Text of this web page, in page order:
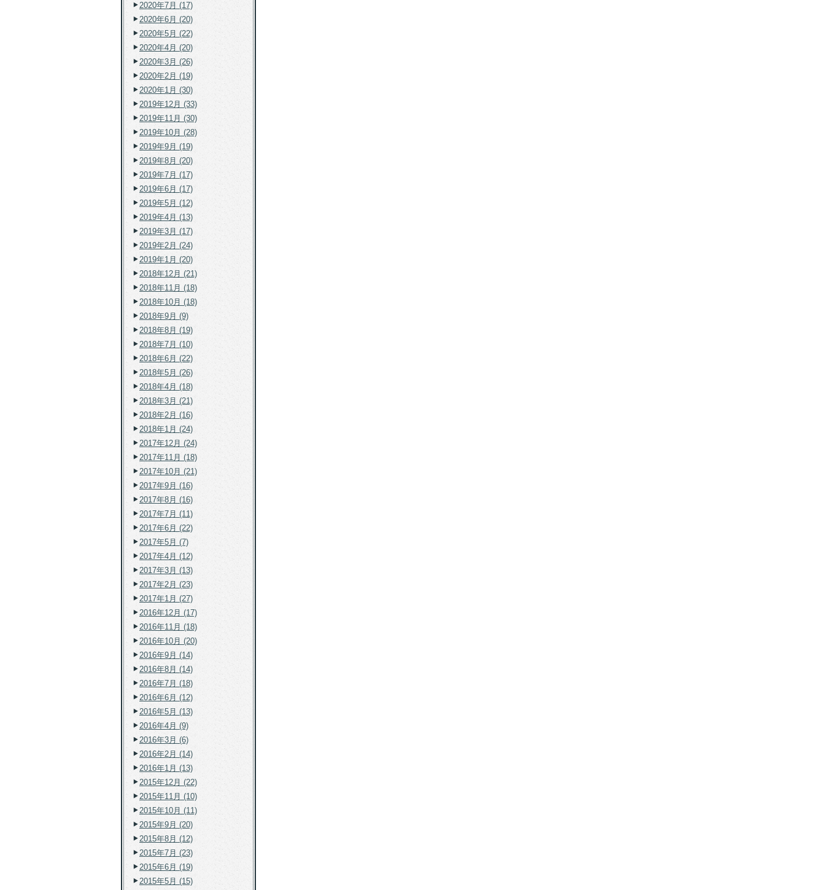
2020年7月 (17)
2020年6月 (20)
2020年5月 (22)
2020年4月 (20)
2020年3月 (26)
2020年2月 (19)
2020年1月 (30)
2019年12月 (33)
2019年11月 (30)
2019年10月 (28)
2019年9月 (19)
2019年8月 (20)
2019年7月 (17)
2019年6月 (17)
2019年5月 (12)
2019年4月 (13)
2019年3月 (17)
2019年2月 (24)
2019年1月 (20)
2018年12月 (21)
2018年11月 (18)
2018年10月 (18)
2018年9月 (9)
2018年8月 (19)
2018年7月 (10)
2018年6月 (22)
2018年5月 (26)
2018年4月 (18)
2018年3月 (21)
2018年2月 (16)
2018年1月 (24)
2017年12月 (24)
2017年11月 (18)
2017年10月 (21)
2017年9月 (16)
2017年8月 (16)
2017年7月 (11)
2017年6月 (22)
2017年5月 (7)
2017年4月 (12)
2017年3月 (13)
2017年2月 (23)
2017年1月 (27)
2016年12月 (17)
2016年11月 (18)
2016年10月 (20)
2016年9月 (14)
2016年8月 (14)
2016年7月 (18)
2016年6月 (12)
2016年5月 (13)
2016年4月 (9)
2016年3月 (6)
2016年2月 (14)
2016年1月 (13)
2015年12月 (22)
2015年11月 (10)
2015年10月 (11)
2015年9月 (20)
2015年8月 (12)
2015年7月 (23)
2015年6月 (19)
2015年5月 (15)